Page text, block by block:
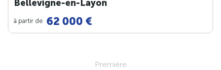
Bellevigne-en-Layon
à partir de 62 000 €
Première